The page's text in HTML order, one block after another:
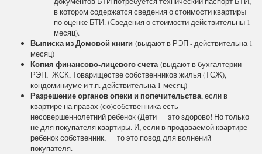
в котором содержатся сведения о стоимости квартиры
по оценке БТИ. (Сведения о стоимости действительны 1
месяц).
Выписка из Домовой книги (выдают в РЭП - действительна 1
месяц)
Копия финансово-лицевого счета(выдают в бухгалтерии
РЭП, ЖСК, Товариществе собственников жилья (ТСЖ),
кондоминиуме и т.п. действительна 1 месяц)
Разрешение органов опеки и попечительства, если в
квартире на правах (со)собственника есть
несовершеннолетний ребенок (Дети — это здорово! Но только
не для покупателя квартиры. И, если в продаваемой квартире
ребенок собственник, — то это повод для волнений
покупателя.